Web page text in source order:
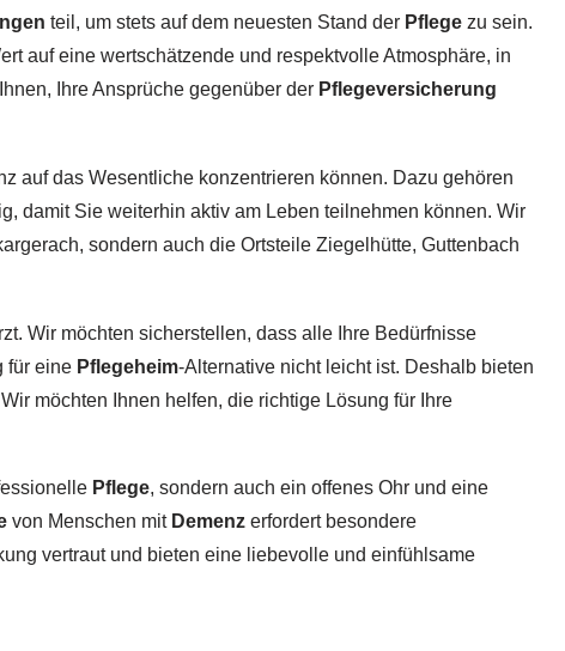
teil, um stets auf dem neuesten Stand der Pflege zu sein.
auf eine wertschätzende und respektvolle Atmosphäre, in
Ihre Ansprüche gegenüber der Pflegeversicherung
auf das Wesentliche konzentrieren können. Dazu gehören
damit Sie weiterhin aktiv am Leben teilnehmen können. Wir
sondern auch die Ortsteile Ziegelhütte, Guttenbach
Wir möchten sicherstellen, dass alle Ihre Bedürfnisse
für eine Pflegeheim-Alternative nicht leicht ist. Deshalb bieten
Wir möchten Ihnen helfen, die richtige Lösung für Ihre
Pflege, sondern auch ein offenes Ohr und eine
von Menschen mit Demenz erfordert besondere
vertraut und bieten eine liebevolle und einfühlsame